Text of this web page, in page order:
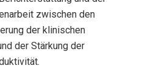
zwischen den
der klinischen
der Stärkung der